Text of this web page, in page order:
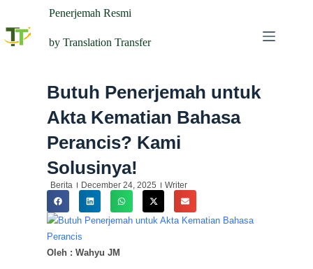
Penerjemah Resmi
by Translation Transfer
Butuh Penerjemah untuk
Akta Kematian Bahasa
Perancis? Kami
Solusinya!
Berita December 24, 2025 Writer
Oleh : Wahyu JM